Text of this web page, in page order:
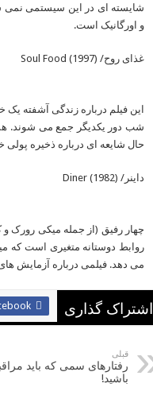
شایسته ای در این سیستمی نمی
و اورگانیک است.
غذای روح/ (Soul Food (1997
این فیلم درباره زندگی آشفته
شب دور یکدیگر جمع می شوند.
حال شایعه ای درباره ذخیره
داینر/ (Diner (1982
چهار رفیق (از جمله میکی رورک
روابط دوستانه متغیری است که
می دهد. فیلمی درباره آزمایش
اشتراک گذاری
قبلی
رفتارهای سمی که باید
باشید!